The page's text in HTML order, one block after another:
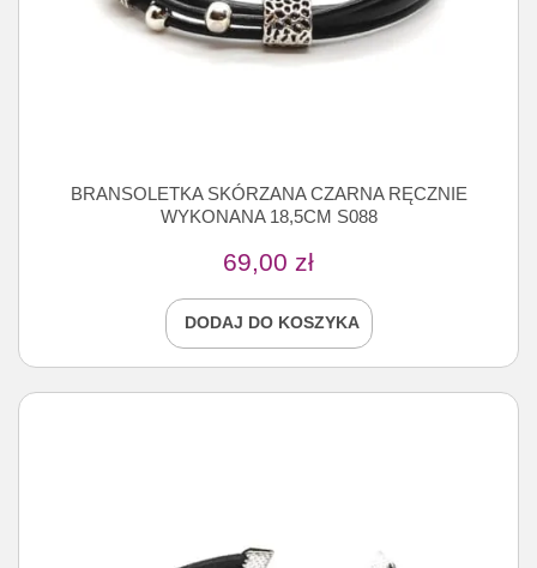
BRANSOLETKA SKÓRZANA CZARNA RĘCZNIE
WYKONANA 18,5CM S088
69,00 zł
DODAJ DO KOSZYKA